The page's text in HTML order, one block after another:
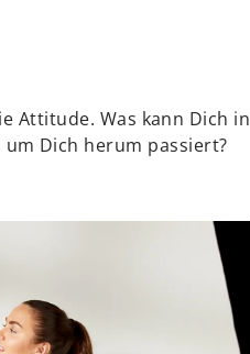
Attitude. Was kann Dich in
Dich herum passiert?